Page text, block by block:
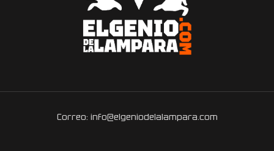
Correo: info@elgeniodelalampara.com